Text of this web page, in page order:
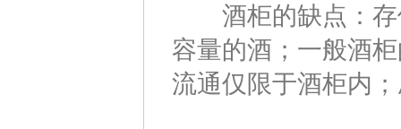
酒柜的缺点：存
容量的酒；一般酒
流通仅限于酒柜内